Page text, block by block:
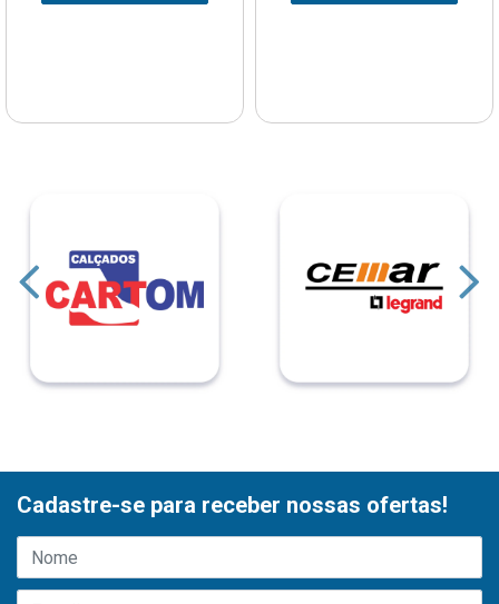
Cadastre-se para receber nossas ofertas!